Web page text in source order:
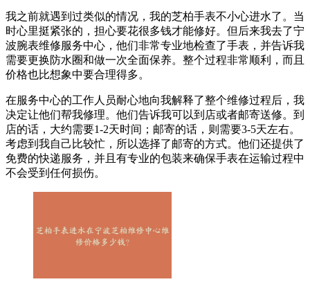
我之前就遇到过类似的情况，我的芝柏手表不小心进水了。当
时心里挺紧张的，担心要花很多钱才能修好。但后来我去了宁
波腕表维修服务中心，他们非常专业地检查了手表，并告诉我
需要更换防水圈和做一次全面保养。整个过程非常顺利，而且
价格也比想象中要合理得多。
在服务中心的工作人员耐心地向我解释了整个维修过程后，我
决定让他们帮我修理。他们告诉我可以到店或者邮寄送修。到
店的话，大约需要1-2天时间；邮寄的话，则需要3-5天左右。
考虑到我自己比较忙，所以选择了邮寄的方式。他们还提供了
免费的快递服务，并且有专业的包装来确保手表在运输过程中
不会受到任何损伤。